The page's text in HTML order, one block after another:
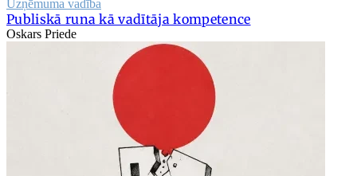
Uzņēmuma vadība
Publiskā runa kā vadītāja kompetence
Oskars Priede